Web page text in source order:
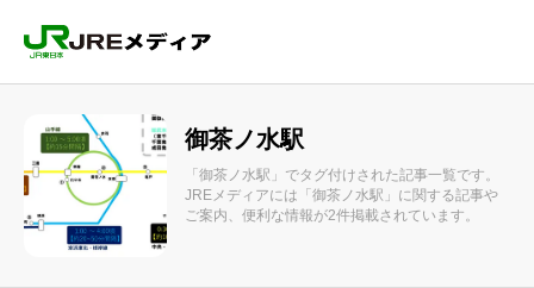
御茶ノ水駅
「御茶ノ水駅」でタグ付けされた記事一覧です。
JREメディアには「御茶ノ水駅」に関する記事や
ご案内、便利な情報が2件掲載されています。